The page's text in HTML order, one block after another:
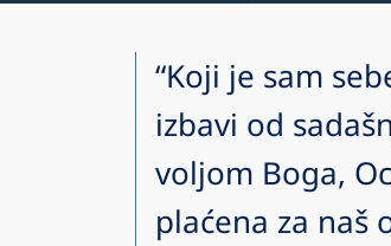
“Koji je sam
izbavi od
voljom Boga,
plaćena za naš